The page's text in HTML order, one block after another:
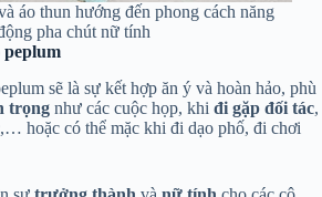
áo thun hướng đến phong cách năng
pha chút nữ tính
peplum
sẽ là sự kết hợp ăn ý và hoàn hảo, phù
trọng như các cuộc họp, khi đi gặp đối tác,
hoặc có thể mặc khi đi dạo phố, đi chơi